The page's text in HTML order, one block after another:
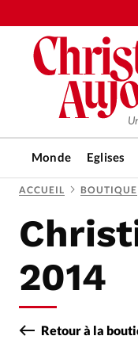
Monde Eglises
RUBRIQUES
Tous les
Actualité
ACCUEIL BOUTIQUE
2014
Retour à la